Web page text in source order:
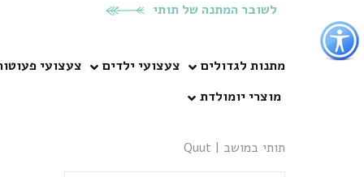
כפתור
לפתיחת
תפריט
נגישות
לשובר המתנה של תותי
מתנות לגדולים צעצועי ילדים
צעצועי
מוצרי יומולדת
תותי במושב |
Quut